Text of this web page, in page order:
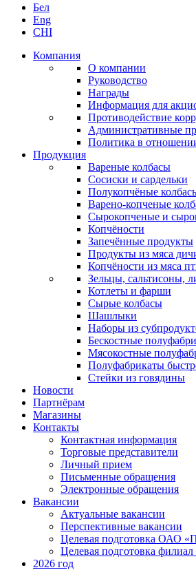
Бел
Eng
CHI
Компания
О компании
Руководство
Награды
Информация для
Противодействие
Административные
Политика в
Продукция
Вареные колбасы
Сосиски и сардельки
Полукопчёные
Варено-копченые
Сырокопченые и
Копчёности
Запечённые продукты
Продукты из мяса
Копчёности из мяса
Зельцы, сальтисоны,
Котлеты и фарши
Сырые колбасы
Шашлыки
Наборы из
Бескостные
Мясокостные
Полуфабрикаты
Стейки из говядины
Новости
Партнёрам
Магазины
Контакты
Контактная информация
Торговые представители
Личный прием
Письменные обращения
Электронные обращения
Вакансии
Актуальные вакансии
Перспективные вакансии
Целевая подготовка ОАО
Целевая подготовка филиал
2026 год